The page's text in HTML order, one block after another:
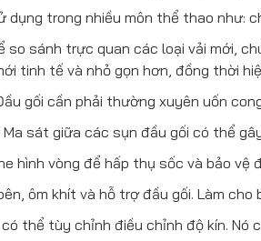
trong nhiều môn thể thao như:
so sánh trực quan các loại vải mới,
tinh tế và nhỏ gọn hơn, đồng thời
gối cần phải thường xuyên uốn
sát giữa các sụn đầu gối có thể
hình vòng để hấp thụ sốc và bảo
ôm khít và hỗ trợ đầu gối. Làm
thể tùy chỉnh điều chỉnh độ kín.